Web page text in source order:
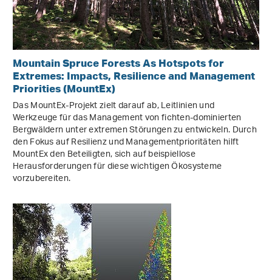
Mountain Spruce Forests As Hotspots for
Extremes: Impacts, Resilience and Management
Priorities (MountEx)
Das MountEx-Projekt zielt darauf ab, Leitlinien und
Werkzeuge für das Management von fichten-dominierten
Bergwäldern unter extremen Störungen zu entwickeln. Durch
den Fokus auf Resilienz und Managementprioritäten hilft
MountEx den Beteiligten, sich auf beispiellose
Herausforderungen für diese wichtigen Ökosysteme
vorzubereiten.